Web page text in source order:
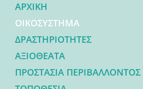
ΑΡΧΙΚΗ
ΟΙΚΟΣΥΣΤΗΜΑ
ΔΡΑΣΤΗΡΙΟΤΗΤΕΣ
ΑΞΙΟΘΕΑΤΑ
ΠΡΟΣΤΑΣΙΑ ΠΕΡΙΒΑΛΛΟΝΤΟΣ